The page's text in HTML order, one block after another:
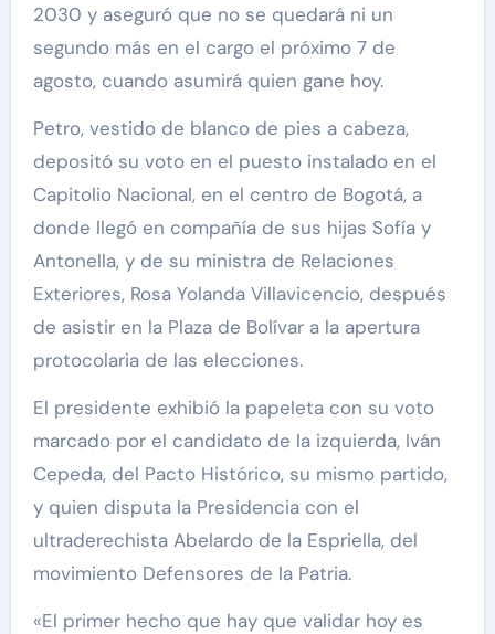
2030 y aseguró que no se quedará ni un
segundo más en el cargo el próximo 7 de
agosto, cuando asumirá quien gane hoy.
Petro, vestido de blanco de pies a cabeza,
depositó su voto en el puesto instalado en el
Capitolio Nacional, en el centro de Bogotá, a
donde llegó en compañía de sus hijas Sofía y
Antonella, y de su ministra de Relaciones
Exteriores, Rosa Yolanda Villavicencio, después
de asistir en la Plaza de Bolívar a la apertura
protocolaria de las elecciones.
El presidente exhibió la papeleta con su voto
marcado por el candidato de la izquierda, Iván
Cepeda, del Pacto Histórico, su mismo partido,
y quien disputa la Presidencia con el
ultraderechista Abelardo de la Espriella, del
movimiento Defensores de la Patria.
«El primer hecho que hay que validar hoy es